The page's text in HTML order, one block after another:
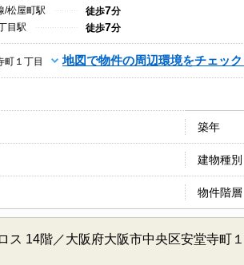
/松屋町駅
徒歩7分
目駅
徒歩7分
町１丁目 地図で物件の周辺環境をチェック
築年
建物種別
物件階層
ス 14階／大阪府大阪市中央区安堂寺町